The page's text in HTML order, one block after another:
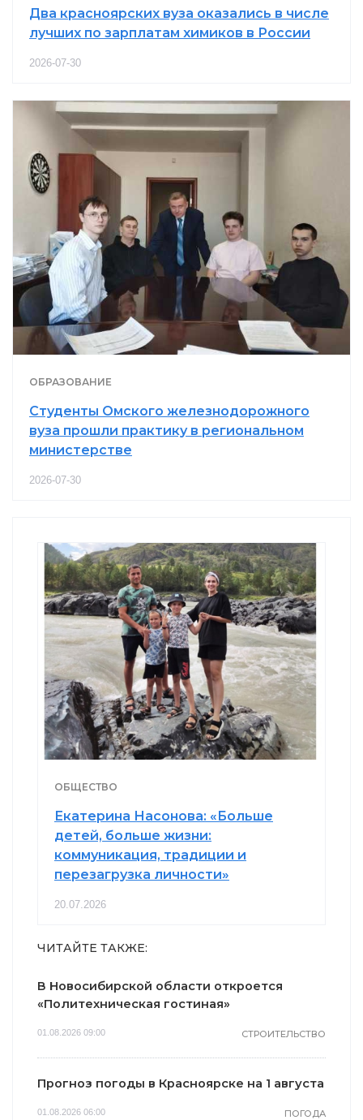
Два красноярских вуза оказались в числе
лучших по зарплатам химиков в России
2026-07-30
ОБРАЗОВАНИЕ
Студенты Омского железнодорожного
вуза прошли практику в региональном
министерстве
2026-07-30
ОБЩЕСТВО
Екатерина Насонова: «Больше
детей, больше жизни:
коммуникация, традиции и
перезагрузка личности»
20.07.2026
ЧИТАЙТЕ ТАКЖЕ:
В Новосибирской области откроется
«Политехническая гостиная»
01.08.2026 09:00 СТРОИТЕЛЬСТВО
Прогноз погоды в Красноярске на 1 августа
01.08.2026 06:00 ПОГОДА